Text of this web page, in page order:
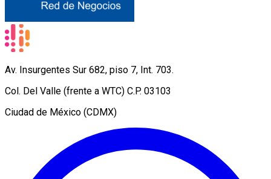
Av. Insurgentes Sur 682, piso 7, Int. 703.
Col. Del Valle (frente a WTC) C.P. 03103
Ciudad de México (CDMX)